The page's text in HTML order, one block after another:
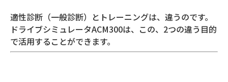
適性診断（一般診断）とトレーニングは、違うのです。
ドライブシミュレータACM300は、この、2つの違う目的
で活用することができます。